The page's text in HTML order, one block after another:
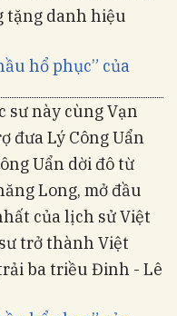
tặng danh hiệu
sư này cùng Vạn
đưa Lý Công Uẩn
Uẩn dời đô từ
Long, mở đầu
của lịch sử Việt
trở thành Việt
ba triều Đinh - Lê